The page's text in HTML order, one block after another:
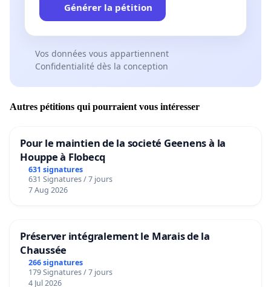
Générer la pétition
Vos données vous appartiennent
Confidentialité dès la conception
Autres pétitions qui pourraient vous intéresser
Pour le maintien de la societé Geenens à la
Houppe à Flobecq
631 signatures
631 Signatures / 7 jours
7 Aug 2026
Préserver intégralement le Marais de la
Chaussée
266 signatures
179 Signatures / 7 jours
4 Jul 2026